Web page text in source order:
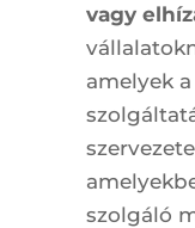
vagy
amelyek
szolgáló